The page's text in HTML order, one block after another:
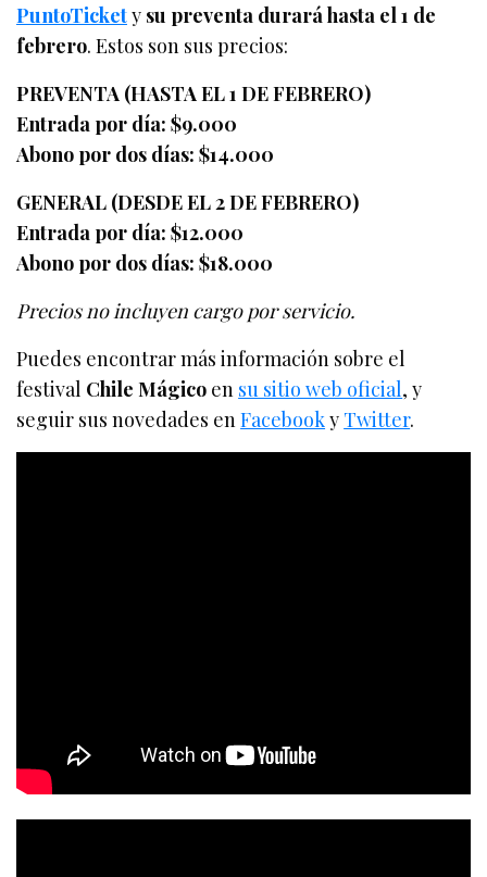
PuntoTickety su preventa durará hasta el 1 de
febrero. Estos son sus precios:
PREVENTA (HASTA EL 1 DE FEBRERO)
Entrada por día: $9.000
Abono por dos días: $14.000
GENERAL (DESDE EL 2 DE FEBRERO)
Entrada por día: $12.000
Abono por dos días: $18.000
Precios no incluyen cargo por servicio.
Puedes encontrar más información sobre el
festival Chile Mágico en su sitio web oficial, y
seguir sus novedades enFacebooky Twitter.